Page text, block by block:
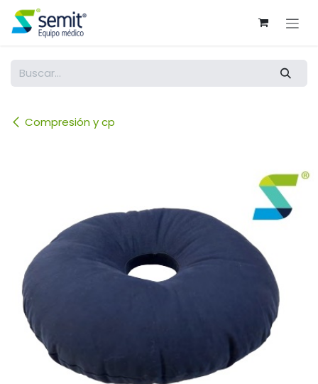
Ir al contenido
Compresión y cp